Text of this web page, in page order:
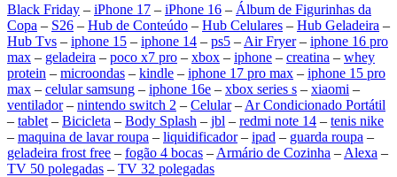
Black Friday – iPhone 17 – iPhone 16 – Álbum de Figurinhas da
Copa – S26 – Hub de Conteúdo – Hub Celulares – Hub Geladeira –
Hub Tvs – iphone 15 – iphone 14 – ps5 – Air Fryer– iphone 16 pro
max – geladeira – poco x7 pro – xbox – iphone – creatina – whey
protein – microondas – kindle – iphone 17 pro max – iphone 15 pro
max – celular samsung – iphone 16e – xbox series s – xiaomi –
ventilador– nintendo switch 2 – Celular– Ar Condicionado Portátil
– tablet – Bicicleta – Body Splash – jbl – redmi note 14 – tenis nike
– maquina de lavar roupa – liquidificador– ipad – guarda roupa –
geladeira frost free – fogão 4 bocas – Armário de Cozinha – Alexa –
TV 50 polegadas – TV 32 polegadas